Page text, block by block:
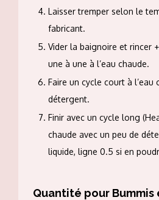
Laisser tremper selon le
fabricant.
Vider la baignoire et rincer
une à une à l’eau chaude.
Faire un cycle court à l’eau
détergent.
Finir avec un cycle long
chaude avec un peu de
liquide, ligne 0.5 si en
Quantité pour